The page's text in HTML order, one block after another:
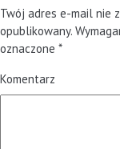
Twój adres e-mail nie
opublikowany.
oznaczone *
Komentarz